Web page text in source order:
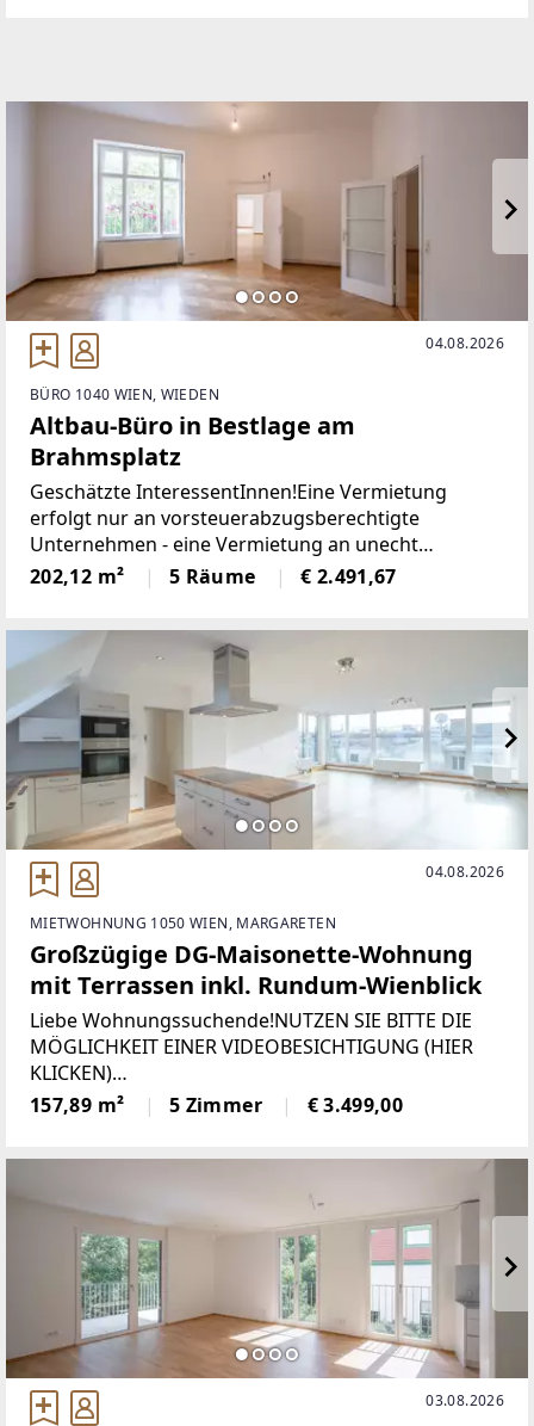
04.08.2026
BÜRO 1040 WIEN, WIEDEN
Altbau-Büro in Bestlage am
Brahmsplatz
Geschätzte InteressentInnen!Eine Vermietung
erfolgt nur an vorsteuerabzugsberechtigte
Unternehmen - eine Vermietung an unecht
steuerbefreite Unternehmen / Personen ist nicht
möglich. Zur vereinfachten Abstimmung bitten wir
202,12 m² 5 Räume € 2.491,67
04.08.2026
MIETWOHNUNG 1050 WIEN, MARGARETEN
Großzügige DG-Maisonette-Wohnung
mit Terrassen inkl. Rundum-Wienblick
Liebe Wohnungssuchende!NUTZEN SIE BITTE DIE
MÖGLICHKEIT EINER VIDEOBESICHTIGUNG (HIER
KLICKEN)
[https://storage.justimmo.at/file/muZ7hzm2Thg3ow
31MTEhp8.mov] AUF UNSERER WEBSEITE!Sofern Sie
157,89 m² 5 Zimmer € 3.499,00
03.08.2026